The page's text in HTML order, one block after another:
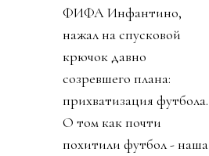
ФИФА Инфантино,
нажал на спусковой
крючок давно
созревшего плана:
прихватизация футбола.
О том как почти
похитили футбол - наша